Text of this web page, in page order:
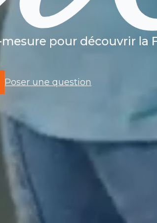
pour découvrir la
Poser une question